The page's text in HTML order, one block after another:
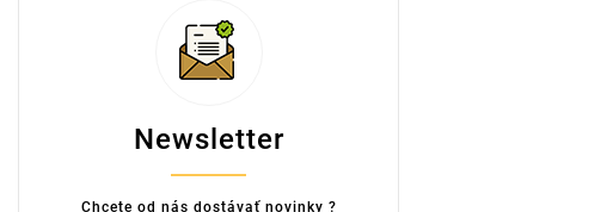
Newsletter
Chcete od nás dostávať novinky ?